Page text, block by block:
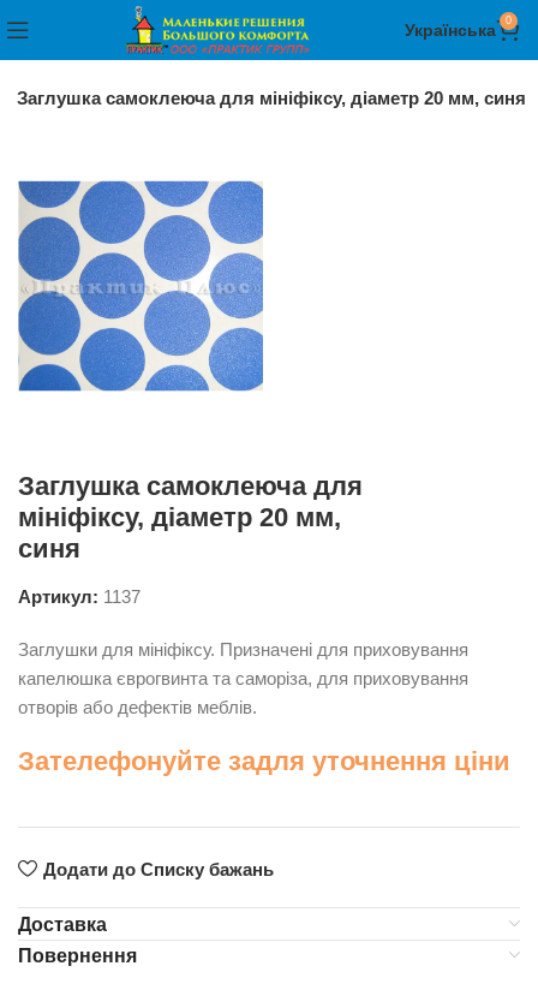
Українська 0
Заглушка самоклеюча для мініфіксу, діаметр 20 мм, синя
Заглушка самоклеюча для
мініфіксу, діаметр 20 мм,
синя
Артикул: 1137
Заглушки для мініфіксу. Призначені для приховування
капелюшка єврогвинта та саморіза, для приховування
отворів або дефектів меблів.
Зателефонуйте задля уточнення ціни
Додати до Списку бажань
Доставка
Повернення